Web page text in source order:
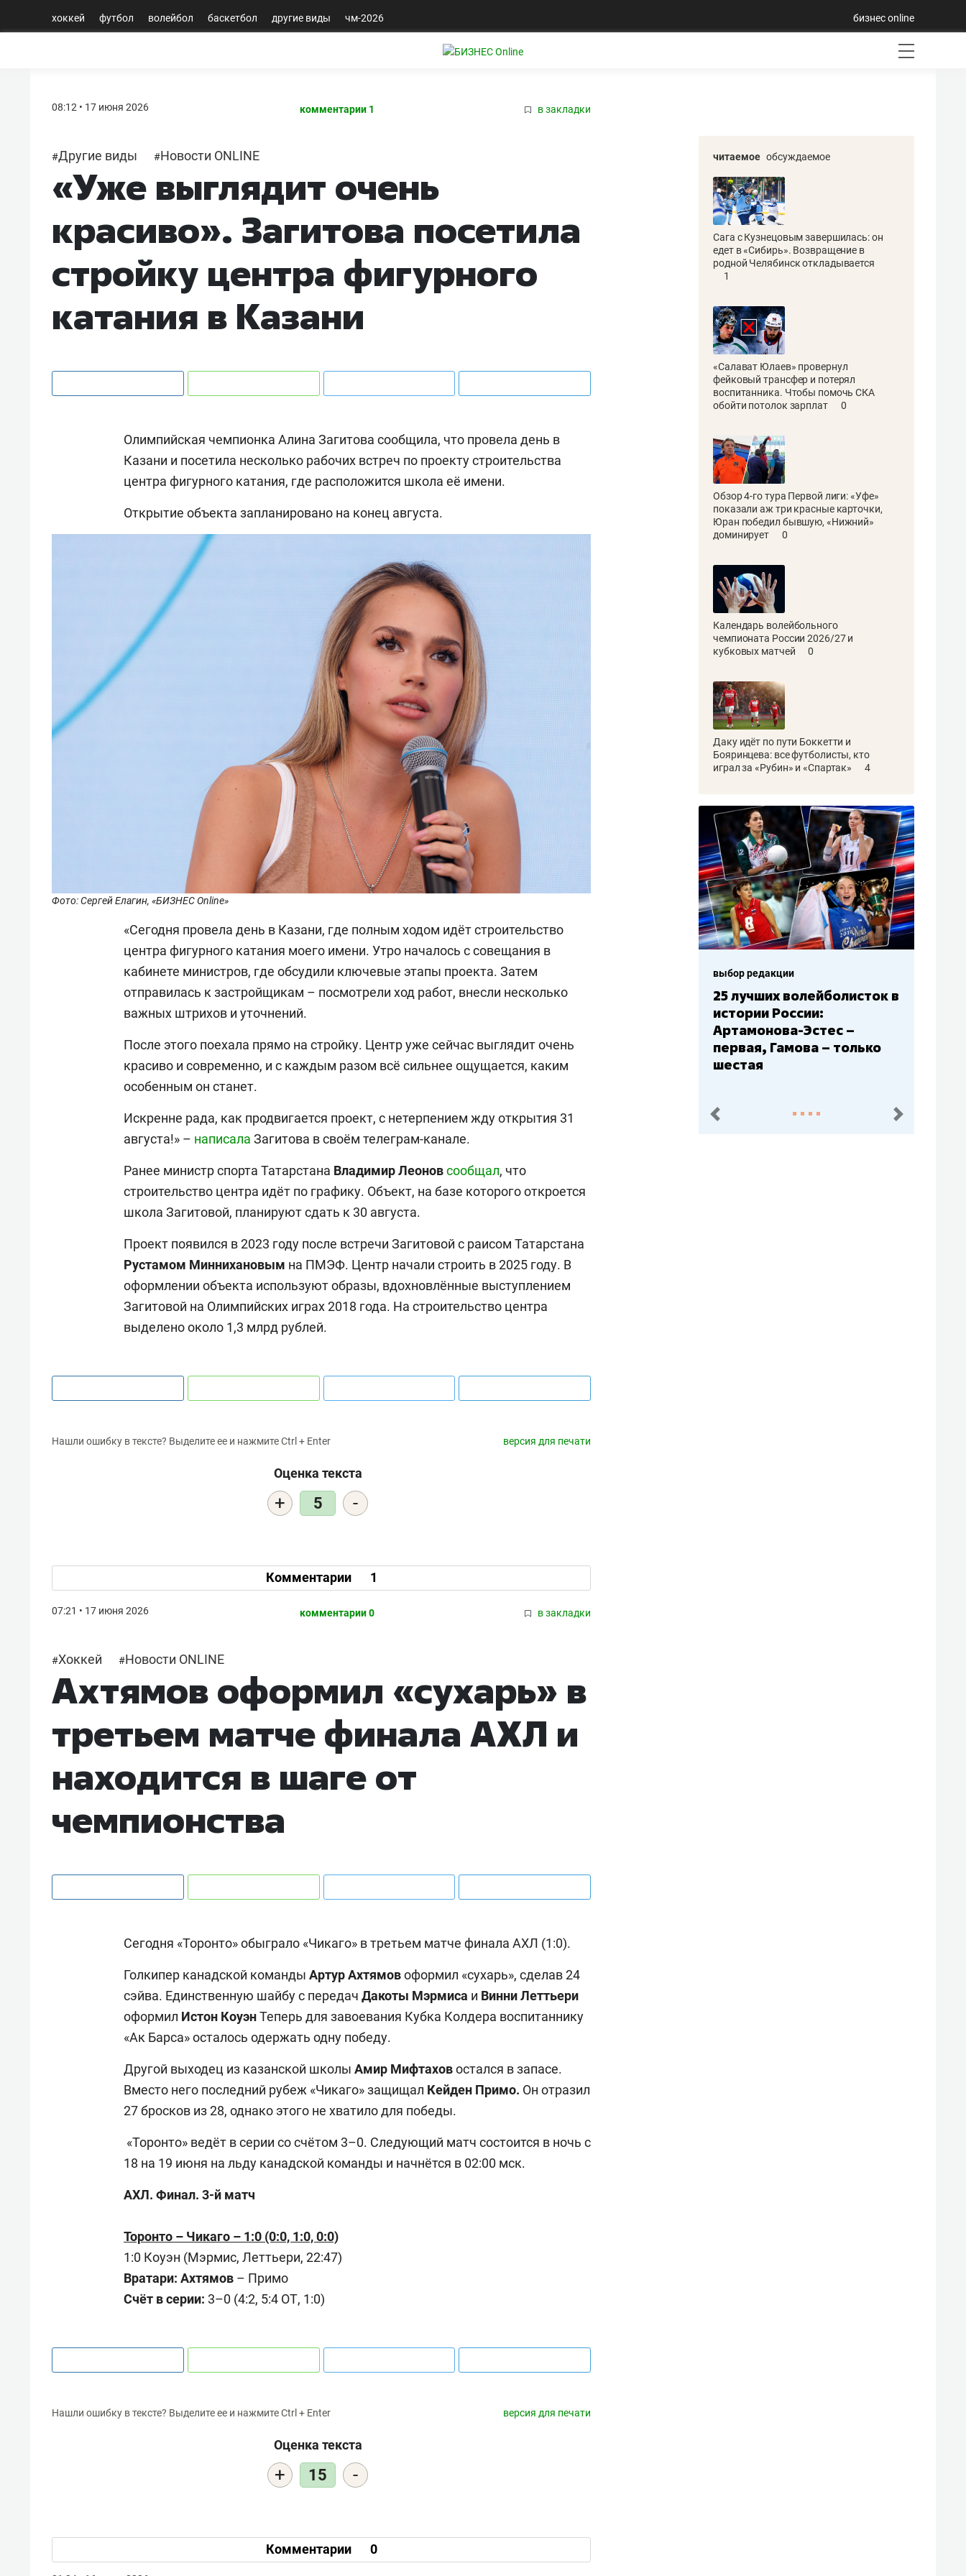
хоккей футбол волейбол баскетбол другие виды чм-2026 бизнес online
08:12 • 17 июня 2026 комментарии 1 в закладки
#Другие виды #Новости ONLINE
«Уже выглядит очень
красиво». Загитова посетила
стройку центра фигурного
катания в Казани
Олимпийская чемпионка Алина Загитова сообщила, что провела день в
Казани и посетила несколько рабочих встреч по проекту строительства
центра фигурного катания, где расположится школа её имени.
Открытие объекта запланировано на конец августа.
Фото: Сергей Елагин, «БИЗНЕС Online»
«Сегодня провела день в Казани, где полным ходом идёт строительство
центра фигурного катания моего имени. Утро началось с совещания в
кабинете министров, где обсудили ключевые этапы проекта. Затем
отправилась к застройщикам – посмотрели ход работ, внесли несколько
важных штрихов и уточнений.
После этого поехала прямо на стройку. Центр уже сейчас выглядит очень
красиво и современно, и с каждым разом всё сильнее ощущается, каким
особенным он станет.
Искренне рада, как продвигается проект, с нетерпением жду открытия 31
августа!» – написала Загитова в своём телеграм-канале.
Ранее министр спорта Татарстана Владимир Леоновсообщал, что
строительство центра идёт по графику. Объект, на базе которого откроется
школа Загитовой, планируют сдать к 30 августа.
Проект появился в 2023 году после встречи Загитовой с раисом Татарстана
Рустамом Миннихановым на ПМЭФ. Центр начали строить в 2025 году. В
оформлении объекта используют образы, вдохновлённые выступлением
Загитовой на Олимпийских играх 2018 года. На строительство центра
выделено около 1,3 млрд рублей.
Нашли ошибку в тексте? Выделите ее и нажмите Ctrl + Enter версия для печати
Оценка текста
+ 5 -
Комментарии 1
07:21 • 17 июня 2026 комментарии 0 в закладки
#Хоккей #Новости ONLINE
Ахтямов оформил «сухарь» в
третьем матче финала АХЛ и
находится в шаге от
чемпионства
Сегодня «Торонто» обыграло «Чикаго» в третьем матче финала АХЛ (1:0).
Голкипер канадской команды Артур Ахтямовоформил «сухарь», сделав 24
сэйва. Единственную шайбу с передач Дакоты Мэрмиса и Винни Леттьери
оформил Истон КоуэнТеперь для завоевания Кубка Колдера воспитаннику
«Ак Барса» осталось одержать одну победу.
Другой выходец из казанской школы Амир Мифтаховостался в запасе.
Вместо него последний рубеж «Чикаго» защищал Кейден Примо. Он отразил
27 бросков из 28, однако этого не хватило для победы.
«Торонто» ведёт в серии со счётом 3–0. Следующий матч состоится в ночь с
18 на 19 июня на льду канадской команды и начнётся в 02:00 мск.
АХЛ. Финал. 3-й матч
Торонто – Чикаго – 1:0 (0:0, 1:0, 0:0)
1:0 Коуэн (Мэрмис, Леттьери, 22:47)
Вратари: Ахтямов – Примо
Счёт в серии: 3–0 (4:2, 5:4 ОТ, 1:0)
Нашли ошибку в тексте? Выделите ее и нажмите Ctrl + Enter версия для печати
Оценка текста
+ 15 -
Комментарии 0
читаемое обсуждаемое
Сага с Кузнецовым завершилась: он
едет в «Сибирь». Возвращение в
родной Челябинск откладывается
1
«Салават Юлаев» провернул
фейковый трансфер и потерял
воспитанника. Чтобы помочь СКА
обойти потолок зарплат
0
Обзор 4-го тура Первой лиги: «Уфе»
показали аж три красные карточки,
Юран победил бывшую, «Нижний»
доминирует
0
Календарь волейбольного
чемпионата России 2026/27 и
кубковых матчей
0
Даку идёт по пути Боккетти и
Бояринцева: все футболисты, кто
играл за «Рубин» и «Спартак»
4
выбор редакции
Бюджеты клубов КХЛ: СКА
– главный мажор, «Ак
Барс» – второй, «Салават
Юлаев» – середняк
пред. след.